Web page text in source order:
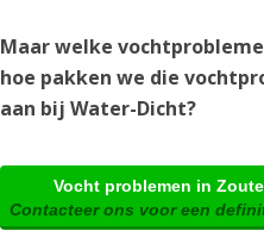
Maar welke
hoe pakken we die
aan bij Water-Dicht?
Vocht problemen in
Contacteer ons voor een